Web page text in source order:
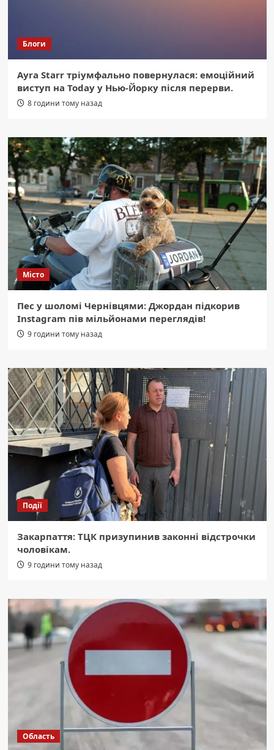
Блоги
Ayra Starr тріумфально повернулася: емоційний
виступ на Today у Нью-Йорку після перерви.
8 години тому назад
Місто
Пес у шоломі Чернівцями: Джордан підкорив
Instagram пів мільйонами переглядів!
9 години тому назад
Події
Закарпаття: ТЦК призупинив законні відстрочки
чоловікам.
9 години тому назад
Область